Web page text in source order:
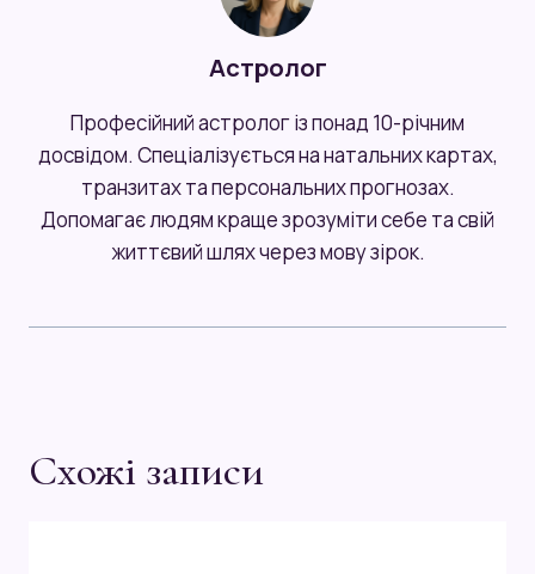
Астролог
Професійний астролог із понад 10-річним
досвідом. Спеціалізується на натальних картах,
транзитах та персональних прогнозах.
Допомагає людям краще зрозуміти себе та свій
життєвий шлях через мову зірок.
Схожі записи